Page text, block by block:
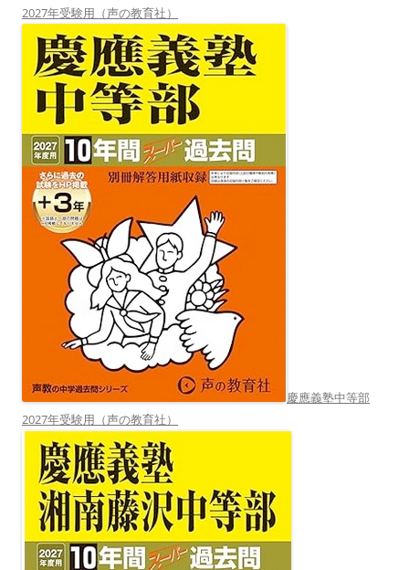
2027年受験用（声の教育社）
慶應義塾中等部
2027年受験用（声の教育社）